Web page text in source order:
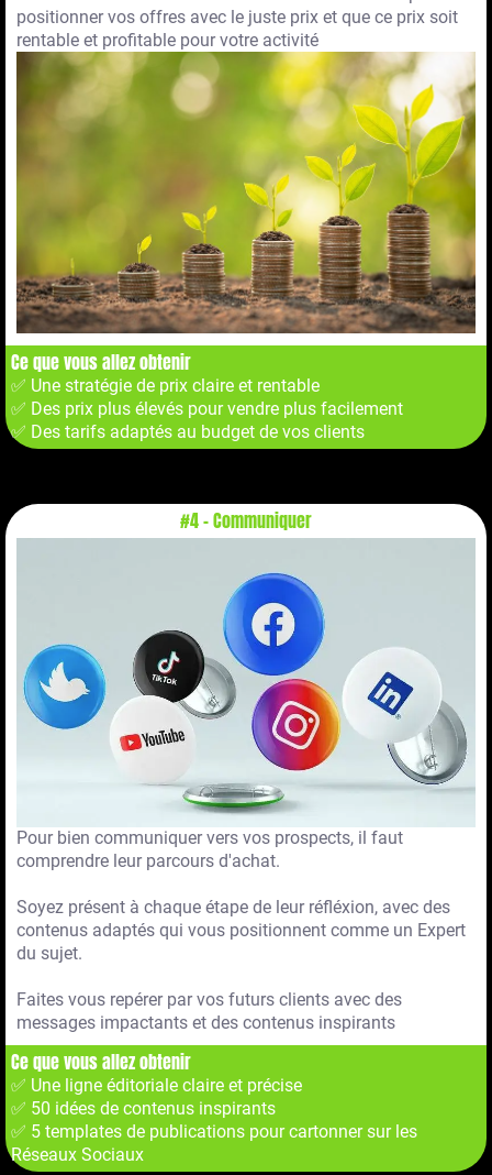
positionner vos offres avec le juste prix et que ce prix soit
rentable et profitable pour votre activité
Ce que vous allez obtenir
✅ Une stratégie de prix claire et rentable
✅ Des prix plus élevés pour vendre plus facilement
✅ Des tarifs adaptés au budget de vos clients
#4 - Communiquer
Pour bien communiquer vers vos prospects, il faut
comprendre leur parcours d'achat.
Soyez présent à chaque étape de leur réfléxion, avec des
contenus adaptés qui vous positionnent comme un Expert
du sujet.
Faites vous repérer par vos futurs clients avec des
messages impactants et des contenus inspirants
Ce que vous allez obtenir
✅ Une ligne éditoriale claire et précise
✅ 50 idées de contenus inspirants
✅ 5 templates de publications pour cartonner sur les
Réseaux Sociaux